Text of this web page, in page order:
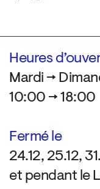
Heures
Mardi →
10:00 → 18:00
Fermé le
24.12, 25.12,
et pendant le